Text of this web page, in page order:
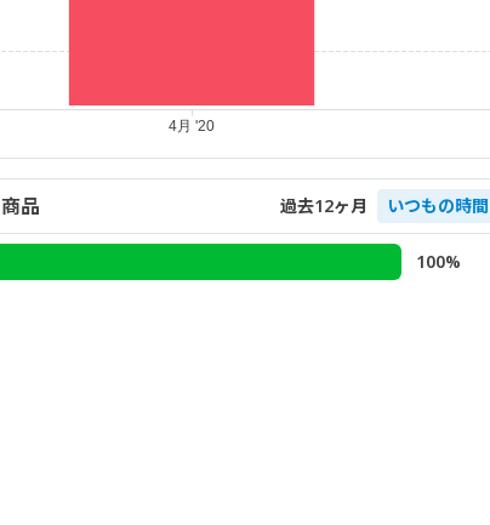
品 過去12ヶ月 いつもの時間
100%